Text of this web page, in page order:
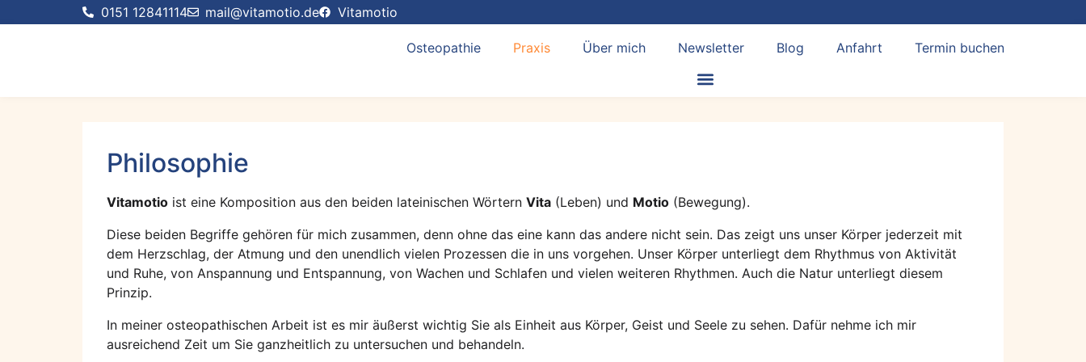
0151 12841114 mail@vitamotio.de Vitamotio
Osteopathie Praxis Über mich Newsletter Blog Anfahrt Termin buchen
Philosophie
Vitamotio ist eine Komposition aus den beiden lateinischen Wörtern Vita (Leben) und Motio (Bewegung).
Diese beiden Begriffe gehören für mich zusammen, denn ohne das eine kann das andere nicht sein. Das zeigt uns unser Körper jederzeit mit
dem Herzschlag, der Atmung und den unendlich vielen Prozessen die in uns vorgehen. Unser Körper unterliegt dem Rhythmus von Aktivität
und Ruhe, von Anspannung und Entspannung, von Wachen und Schlafen und vielen weiteren Rhythmen. Auch die Natur unterliegt diesem
Prinzip.
In meiner osteopathischen Arbeit ist es mir äußerst wichtig Sie als Einheit aus Körper, Geist und Seele zu sehen. Dafür nehme ich mir
ausreichend Zeit um Sie ganzheitlich zu untersuchen und behandeln.